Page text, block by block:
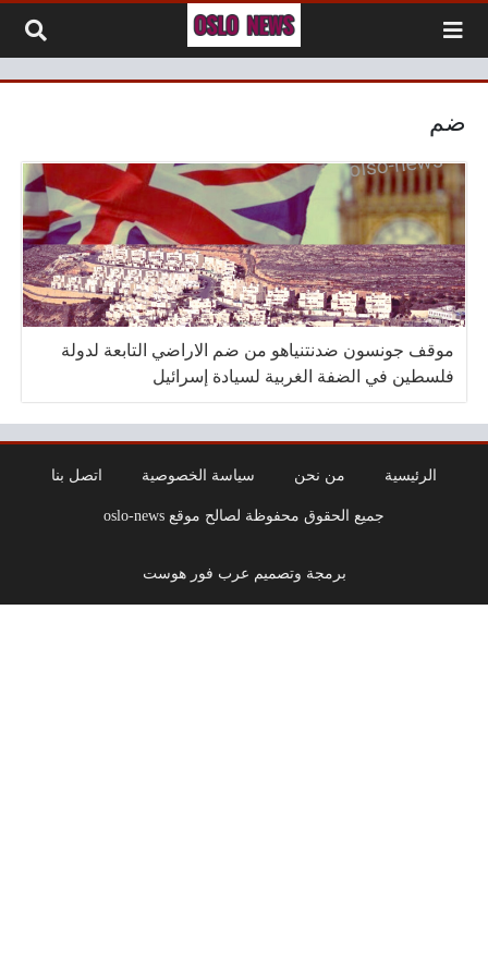
ضم
موقف جونسون ضدنتنياهو من ضم الاراضي التابعة لدولة
فلسطين في الضفة الغربية لسيادة إسرائيل
الرئيسية من نحن سياسة الخصوصية اتصل بنا
جميع الحقوق محفوظة لصالح موقع oslo-news
برمجة وتصميم عرب فور هوست